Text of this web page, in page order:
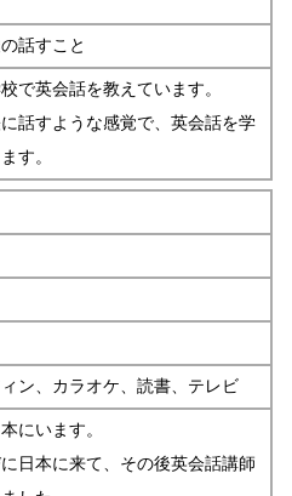
話すこと
で英会話を教えています。
話すような感覚で、英会話を学
す。
ン、カラオケ、読書、テレビ
にいます。
日本に来て、その後英会話講師